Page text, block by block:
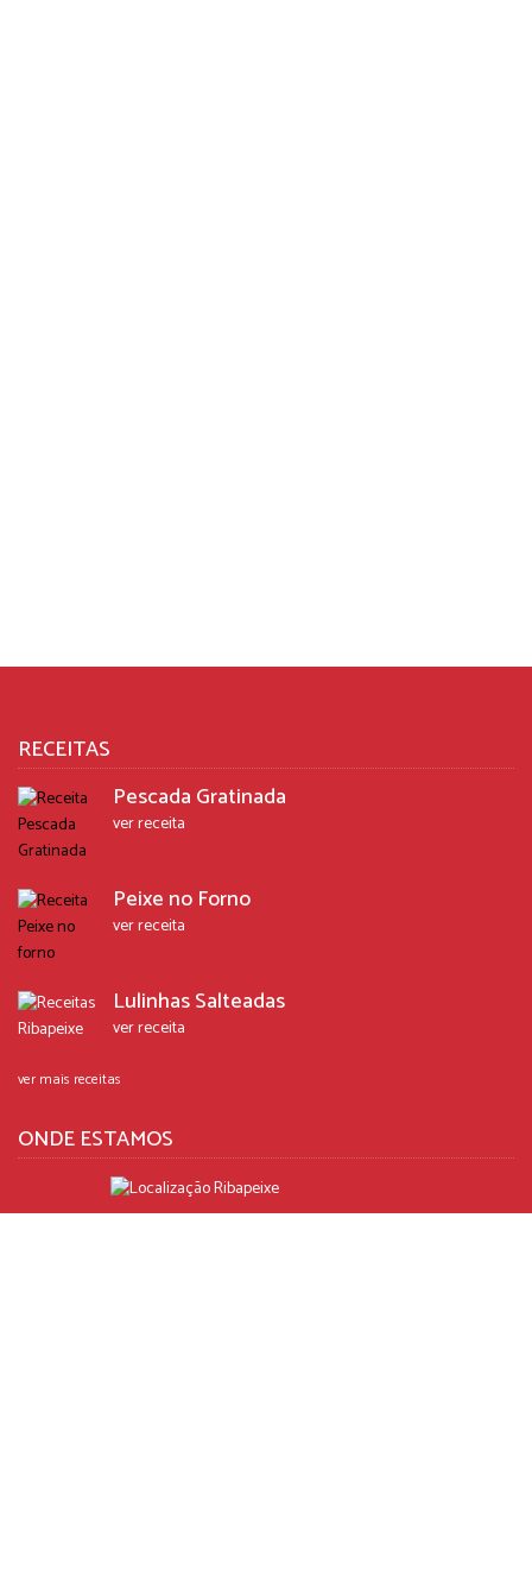
RECEITAS
Pescada Gratinada
ver receita
Peixe no Forno
ver receita
Lulinhas Salteadas
ver receita
ver mais receitas
ONDE ESTAMOS